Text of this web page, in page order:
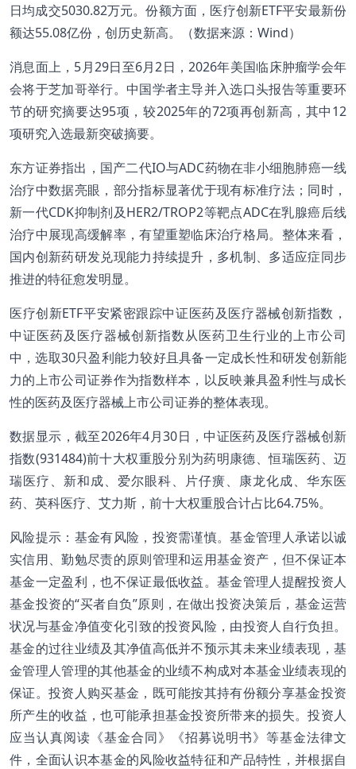
日均成交5030.82万元。份额方面，医疗创新ETF平安最新份
额达55.08亿份，创历史新高。（数据来源：Wind）
消息面上，5月29日至6月2日，2026年美国临床肿瘤学会年
会将于芝加哥举行。中国学者主导并入选口头报告等重要环
节的研究摘要达95项，较2025年的72项再创新高，其中12
项研究入选最新突破摘要。
东方证券指出，国产二代IO与ADC药物在非小细胞肺癌一线
治疗中数据亮眼，部分指标显著优于现有标准疗法；同时，
新一代CDK抑制剂及HER2/TROP2等靶点ADC在乳腺癌后线
治疗中展现高缓解率，有望重塑临床治疗格局。整体来看，
国内创新药研发兑现能力持续提升，多机制、多适应症同步
推进的特征愈发明显。
医疗创新ETF平安紧密跟踪中证医药及医疗器械创新指数，
中证医药及医疗器械创新指数从医药卫生行业的上市公司
中，选取30只盈利能力较好且具备一定成长性和研发创新能
力的上市公司证券作为指数样本，以反映兼具盈利性与成长
性的医药及医疗器械上市公司证券的整体表现。
数据显示，截至2026年4月30日，中证医药及医疗器械创新
指数(931484)前十大权重股分别为药明康德、恒瑞医药、迈
瑞医疗、新和成、爱尔眼科、片仔癀、康龙化成、华东医
药、英科医疗、艾力斯，前十大权重股合计占比64.75%。
风险提示：基金有风险，投资需谨慎。基金管理人承诺以诚
实信用、勤勉尽责的原则管理和运用基金资产，但不保证本
基金一定盈利，也不保证最低收益。基金管理人提醒投资人
基金投资的“买者自负”原则，在做出投资决策后，基金运营
状况与基金净值变化引致的投资风险，由投资人自行负担。
基金的过往业绩及其净值高低并不预示其未来业绩表现，基
金管理人管理的其他基金的业绩不构成对本基金业绩表现的
保证。投资人购买基金，既可能按其持有份额分享基金投资
所产生的收益，也可能承担基金投资所带来的损失。投资人
应当认真阅读《基金合同》《招募说明书》等基金法律文
件，全面认识本基金的风险收益特征和产品特性，并根据自